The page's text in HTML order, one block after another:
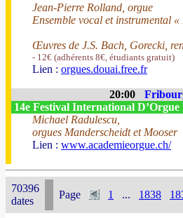
Jean-Pierre Rolland, orgue
Ensemble vocal et instrumental
Œuvres de J.S. Bach, Gorecki,
- 12€ (adhérents 8€, étudiants gratuit)
Lien : orgues.douai.free.fr
20:00
14e Festival International
Michael Radulescu,
orgues Manderscheidt et Mooser
Lien : www.academieorgue.ch/
70396
dates
Page 1 ... 1838